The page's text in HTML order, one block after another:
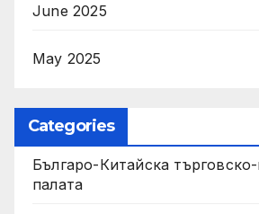
June 2025
May 2025
Categories
Българо-Китайска
палата